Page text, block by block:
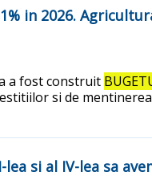
in 2026.
a fost construit
si de
si al IV-lea sa